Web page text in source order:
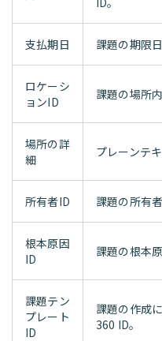
支払期日 課題の期限日
ロケーシ
ョンID
課題の場所
場所の詳
細
プレーンテ
所有者ID 課題の所有
根本原因
ID
課題の根本
課題テン
プレート
ID
課題の作成
360 ID。